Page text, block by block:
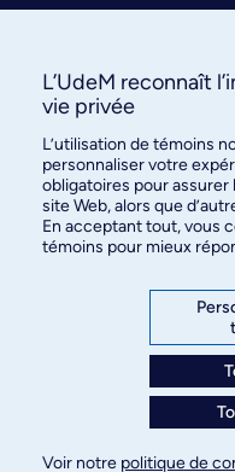
S’abonner
Bureau des
des relations
3744, rue Jean-Brillant,
Montréal (Québec) H3T 1P1
L’UdeM reconnaît
vie privée
L’utilisation de témoins
personnaliser votre
obligatoires pour
site Web, alors que
En acceptant tout, vous
témoins pour mieux
Voir notre politique de